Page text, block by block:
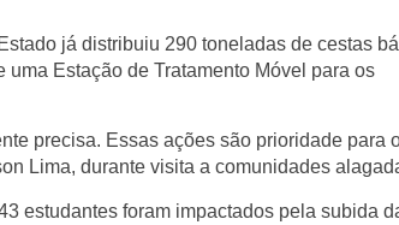
já distribuiu 290 toneladas de cestas
Estação de Tratamento Móvel para os
precisa. Essas ações são prioridade para
Lima, durante visita a comunidades
estudantes foram impactados pela subida